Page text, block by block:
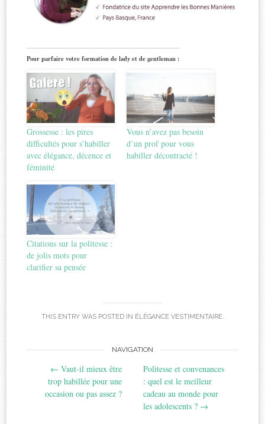
Pour parfaire votre formation de lady et de gentleman :
Grossesse : les pires
difficultés pour s’habiller
avec élégance, décence et
féminité
Vous n’avez pas besoin
d’un prof pour vous
habiller décontracté !
Citations sur la politesse :
de jolis mots pour
clarifier sa pensée
THIS ENTRY WAS POSTED IN ÉLÉGANCE VESTIMENTAIRE.
navigation
NAVIGATION
← Vaut-il mieux être
trop habillée pour une
occasion ou pas assez ?
Politesse et convenances
: quel est le meilleur
cadeau au monde pour
les adolescents ? →